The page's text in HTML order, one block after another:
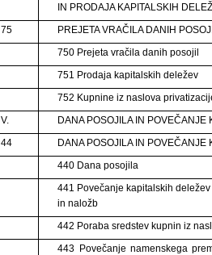
IN PRODAJA KAPITALSKIH
75
PREJETA VRAČILA DANIH
750 Prejeta vračila danih posojil
751 Prodaja kapitalskih deležev
752 Kupnine iz naslova
V.
DANA POSOJILA IN
44
DANA POSOJILA IN POVEČANJE
440 Dana posojila
441 Povečanje kapitalskih deležev
in naložb
442 Poraba sredstev kupnin iz
443 Povečanje namenskega